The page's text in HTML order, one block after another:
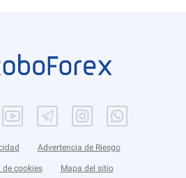
Advertencia de Riesgo
cookies Mapa del sitio